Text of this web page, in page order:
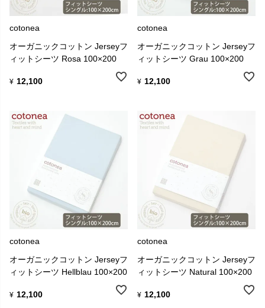
cotonea
オーガニックコットン Jerseyフ
ィットシーツ Rosa 100×200
¥ 12,100
cotonea
オーガニックコットン Jerseyフ
ィットシーツ Grau 100×200
¥ 12,100
cotonea
オーガニックコットン Jerseyフ
ィットシーツ Hellblau 100×200
¥ 12,100
cotonea
オーガニックコットン Jerseyフ
ィットシーツ Natural 100×200
¥ 12,100